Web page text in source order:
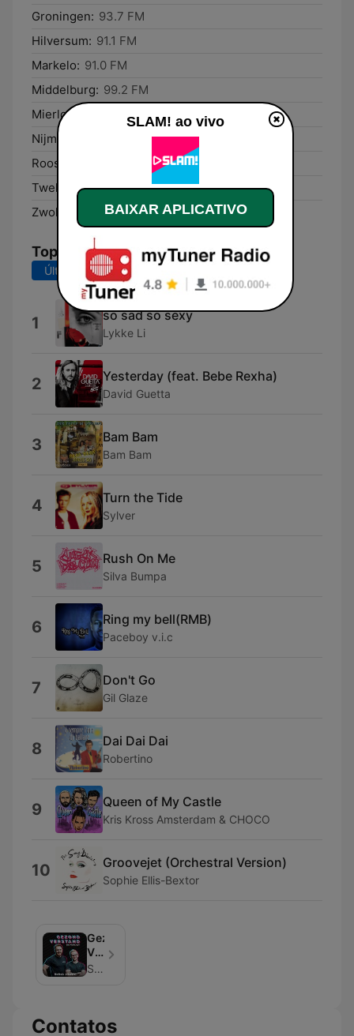
Groningen: 93.7 FM
Hilversum: 91.1 FM
Markelo: 91.0 FM
Middelburg: 99.2 FM
Mierlo:
Nijmegen:
Roosendaal:
Twello:
93.7 FM
Zwolle:
93.6 FM
Top Músicas
Últimos 7 dias Últimos 30 dias
1 so sad so sexy
Lykke Li
2 Yesterday (feat. Bebe Rexha)
David Guetta
3 Bam Bam
Bam Bam
4 Turn the Tide
Sylver
5 Rush On Me
Silva Bumpa
6 Ring my bell(RMB)
Paceboy v.i.c
7 Don't Go
Gil Glaze
8 Dai Dai Dai
Robertino
9 Queen of My Castle
Kris Kross Amsterdam & CHOCO
10 Groovejet (Orchestral Version)
Sophie Ellis-Bextor
Gezond
Verstand
deSLAM!
Contatos
SLAM! ao vivo
BAIXAR APLICATIVO